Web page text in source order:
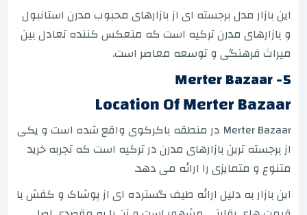
این بازار مدل برجسته ای از بازارهای محبوب مدرن استانبول
و بازارهای مدرن ترکیه است که منعکس کننده تعادل بین
میراث فرهنگی و توسعه معاصر است.
5- Merter Bazaar
Location Of Merter Bazaar
Merter Bazaar در منطقه باکرکوی واقع شده است و یکی
از برجسته ترین بازارهای مدرن در ترکیه است که تجربه خرید
متنوع و متمایزی را ارائه می دهد.
این بازار به دلیل ارائه طیف گسترده ای از پوشاک و کفش با